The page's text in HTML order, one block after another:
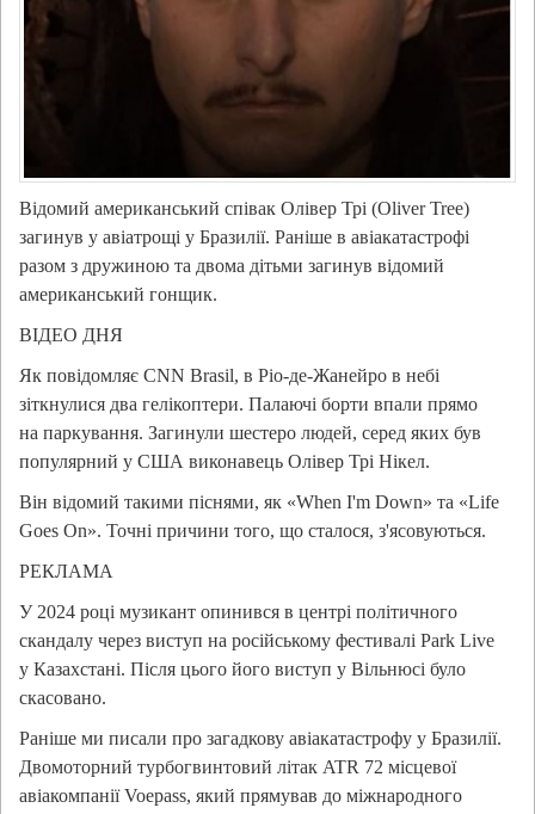
Відомий американський співак Олівер Трі (Oliver Tree)
загинув у авіатрощі у Бразилії. Раніше в авіакатастрофі
разом з дружиною та двома дітьми загинув відомий
американський гонщик.
ВІДЕО ДНЯ
Як повідомляє CNN Brasil, в Ріо-де-Жанейро в небі
зіткнулися два гелікоптери. Палаючі борти впали прямо
на паркування. Загинули шестеро людей, серед яких був
популярний у США виконавець Олівер Трі Нікел.
Він відомий такими піснями, як «When I'm Down» та «Life
Goes On». Точні причини того, що сталося, з'ясовуються.
РЕКЛАМА
У 2024 році музикант опинився в центрі політичного
скандалу через виступ на російському фестивалі Park Live
у Казахстані. Після цього його виступ у Вільнюсі було
скасовано.
Раніше ми писали про загадкову авіакатастрофу у Бразилії.
Двомоторний турбогвинтовий літак ATR 72 місцевої
авіакомпанії Voepass, який прямував до міжнародного